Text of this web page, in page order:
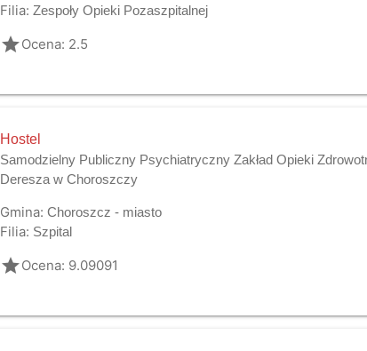
Filia: Zespoły Opieki Pozaszpitalnej
gradeOcena: 2.5
Hostel
Samodzielny Publiczny Psychiatryczny Zakład Opieki
Deresza w Choroszczy
Gmina: Choroszcz - miasto
Filia: Szpital
gradeOcena: 9.09091